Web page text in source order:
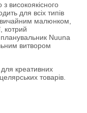
високоякісного
для всіх типів
малюнком,
котрий
Nuuna
витвором
креативних
товарів.